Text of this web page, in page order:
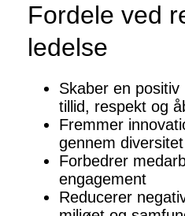
Fordele ved
ledelse
Skaber en
tillid, respekt og
Fremmer
gennem
Forbedrer
engagement
Reducerer